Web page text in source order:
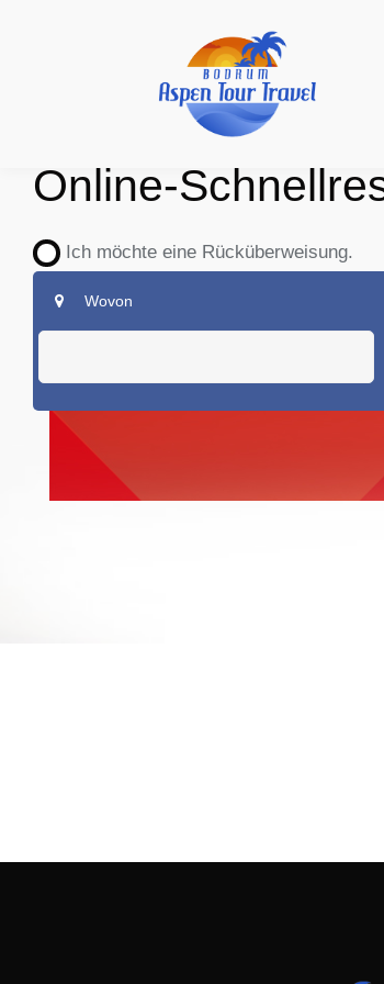
Online-
Ich möchte eine Rücküberweisung.
Wovon